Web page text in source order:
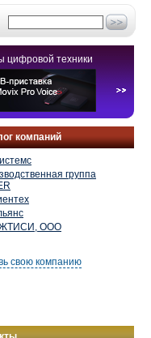
цифровой техники
компаний
группа
ООО
свою компанию